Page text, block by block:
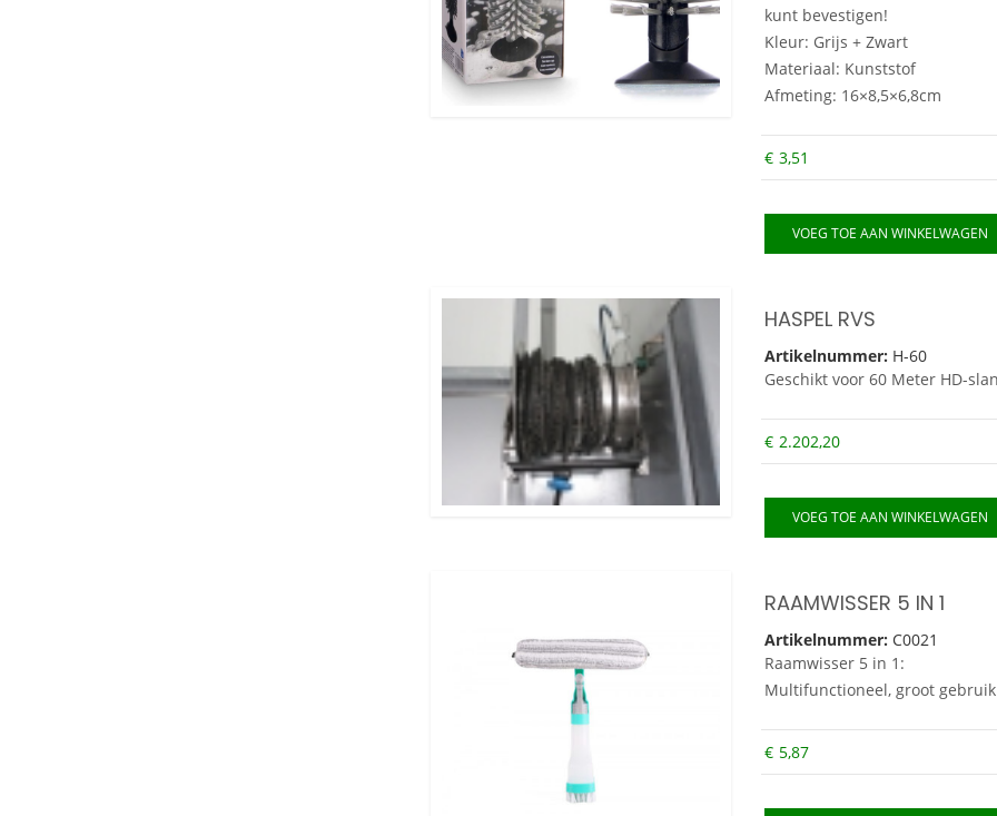
kunt bevestigen!
Kleur: Grijs + Zwart
Materiaal: Kunststof
Afmeting: 16×8,5×6,8cm
€ 3,51
VOEG TOE AAN WINKELWAGEN
HASPEL RVS
Artikelnummer: H-60
Geschikt voor 60 Meter HD-
€ 2.202,20
VOEG TOE AAN WINKELWAGEN
RAAMWISSER 5 IN 1
Artikelnummer: C0021
Raamwisser 5 in 1:
Multifunctioneel, groot
€ 5,87